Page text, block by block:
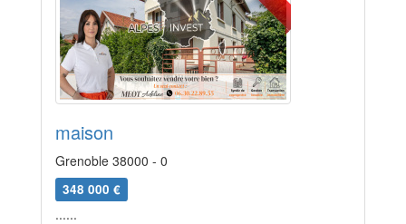
maison
Grenoble 38000 - 0
348 000 €
......